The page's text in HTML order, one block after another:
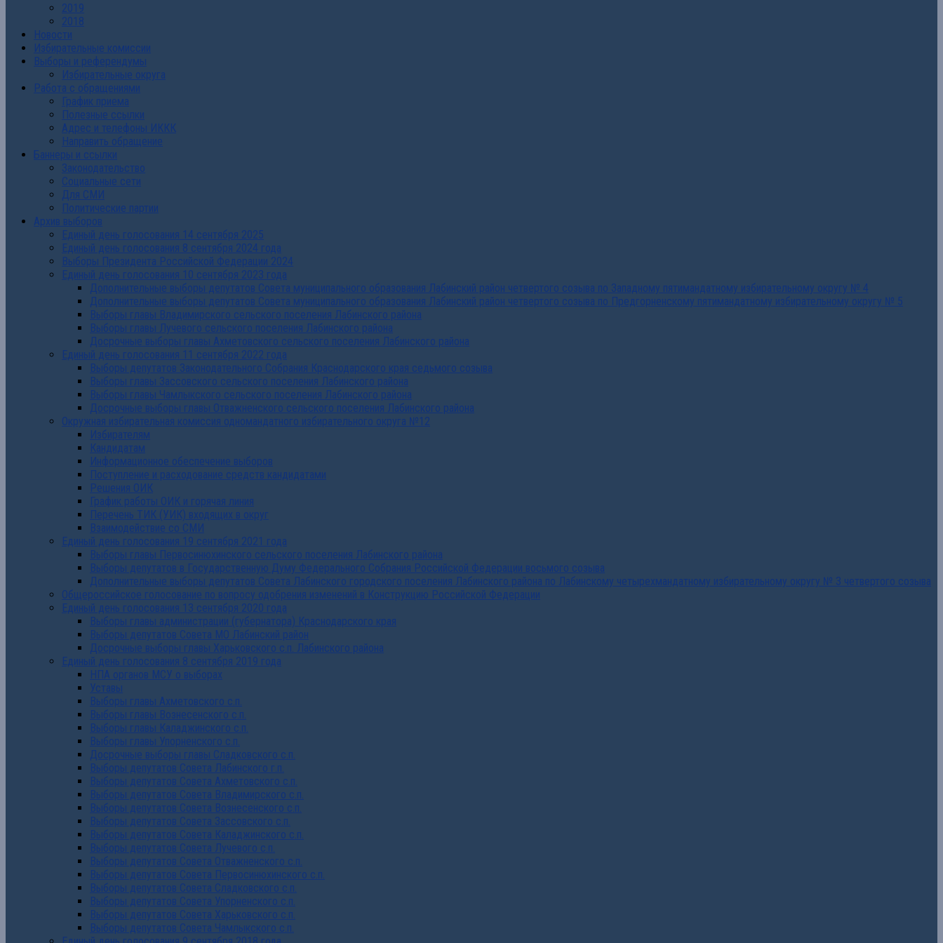
2019
2018
Новости
Избирательные комиссии
Выборы и референдумы
Избирательные округа
Работа с обращениями
График приема
Полезные ссылки
Адрес и телефоны ИККК
Направить обращение
Баннеры и ссылки
Законодательство
Социальные сети
Для СМИ
Политические партии
Архив выборов
Единый день голосования 14 сентября 2025
Единый день голосования 8 сентября 2024 года
Выборы Президента Российской Федерации 2024
Единый день голосования 10 сентября 2023 года
Дополнительные выборы депутатов Совета муниципального образования Лабинский район четвертого созыва по Западному пятимандатному избирательному округу № 4
Дополнительные выборы депутатов Совета муниципального образования Лабинский район четвертого созыва по Предгорненскому пятимандатному избирательному округу № 5
Выборы главы Владимирского сельского поселения Лабинского района
Выборы главы Лучевого сельского поселения Лабинского района
Досрочные выборы главы Ахметовского сельского поселения Лабинского района
Единый день голосования 11 сентября 2022 года
Выборы депутатов Законодательного Собрания Краснодарского края седьмого созыва
Выборы главы Зассовского сельского поселения Лабинского района
Выборы главы Чамлыкского сельского поселения Лабинского района
Досрочные выборы главы Отважненского сельского поселения Лабинского района
Окружная избирательная комиссия одномандатного избирательного округа №12
Избирателям
Кандидатам
Информационное обеспечение выборов
Поступление и расходование средств кандидатами
Решения ОИК
График работы ОИК и горячая линия
Перечень ТИК (УИК) входящих в округ
Взаимодействие со СМИ
Единый день голосования 19 сентября 2021 года
Выборы главы Первосинюхинского сельского поселения Лабинского района
Выборы депутатов в Государственную Думу Федерального Собрания Российской Федерации восьмого созыва
Дополнительные выборы депутатов Совета Лабинского городского поселения Лабинского района по Лабинскому четырехмандатному избирательному округу № 3 четвертого созыва
Общероссийское голосование по вопросу одобрения изменений в Конструкцию Российской Федерации
Единый день голосования 13 сентября 2020 года
Выборы главы администрации (губернатора) Краснодарского края
Выборы депутатов Совета МО Лабинский район
Досрочные выборы главы Харьковского с.п. Лабинского района
Единый день голосования 8 сентября 2019 года
НПА органов МСУ о выборах
Уставы
Выборы главы Ахметовского с.п.
Выборы главы Вознесенского с.п.
Выборы главы Каладжинского с.п.
Выборы главы Упорненского с.п.
Досрочные выборы главы Сладковского с.п.
Выборы депутатов Совета Лабинского г.п.
Выборы депутатов Совета Ахметовского с.п.
Выборы депутатов Совета Владимирского с.п.
Выборы депутатов Совета Вознесенского с.п.
Выборы депутатов Совета Зассовского с.п.
Выборы депутатов Совета Каладжинского с.п.
Выборы депутатов Совета Лучевого с.п.
Выборы депутатов Совета Отважненского с.п.
Выборы депутатов Совета Первосинюхинского с.п.
Выборы депутатов Совета Сладковского с.п.
Выборы депутатов Совета Упорненского с.п.
Выборы депутатов Совета Харьковского с.п.
Выборы депутатов Совета Чамлыкского с.п.